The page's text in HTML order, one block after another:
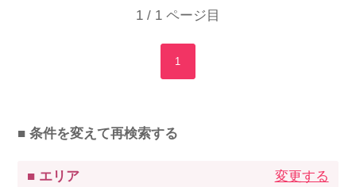
1 / 1 ページ目
1
■ 条件を変えて再検索する
■ エリア
変更する